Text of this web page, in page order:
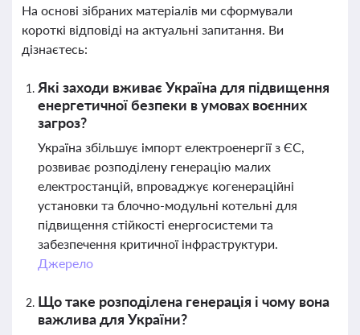
На основі зібраних матеріалів ми сформували
короткі відповіді на актуальні запитання. Ви
дізнаєтесь:
Які заходи вживає Україна для підвищення
енергетичної безпеки в умовах воєнних
загроз?
Україна збільшує імпорт електроенергії з ЄС,
розвиває розподілену генерацію малих
електростанцій, впроваджує когенераційні
установки та блочно-модульні котельні для
підвищення стійкості енергосистеми та
забезпечення критичної інфраструктури.
Джерело
Що таке розподілена генерація і чому вона
важлива для України?